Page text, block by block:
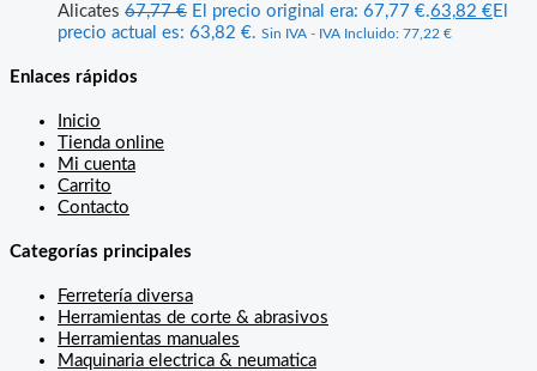
Alicates 67,77€ El precio original era: 67,77 €.63,82 €El
precio actual es: 63,82 €. Sin IVA - IVA Incluido: 77,22 €
Enlaces rápidos
Inicio
Tienda online
Mi cuenta
Carrito
Contacto
Categorías principales
Ferretería diversa
Herramientas de corte & abrasivos
Herramientas manuales
Maquinaria electrica & neumatica